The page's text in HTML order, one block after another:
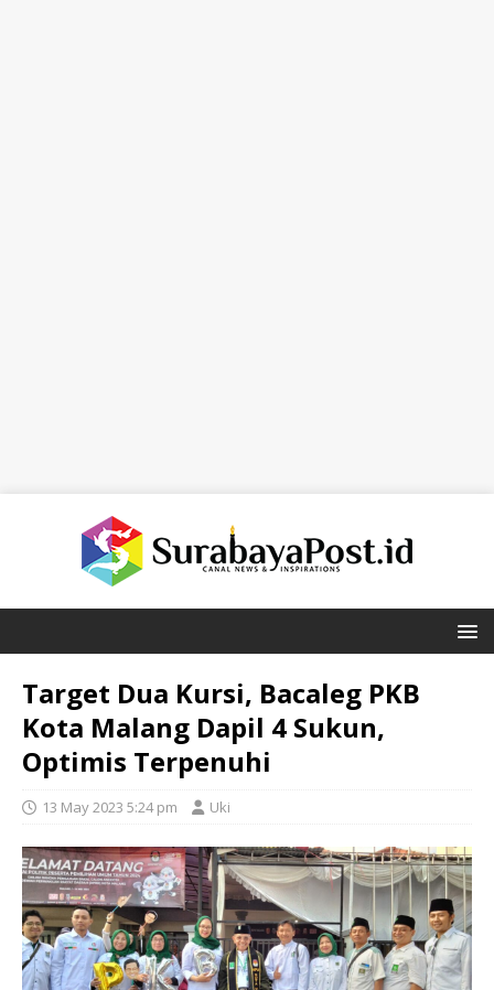
Target Dua Kursi, Bacaleg PKB
Kota Malang Dapil 4 Sukun,
Optimis Terpenuhi
13 May 2023 5:24 pm Uki